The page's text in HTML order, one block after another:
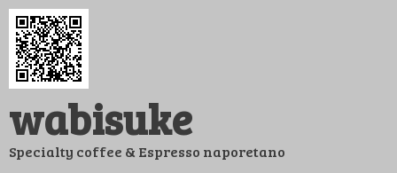
コ
ン
ツ
ス
wabisuke
Specialty coffee & Espresso naporetano